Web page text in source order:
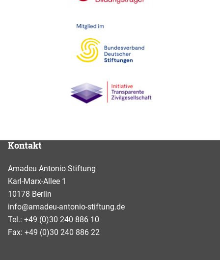
Kontakt
Amadeu Antonio Stiftung
Karl-Marx-Allee 1
10178 Berlin
info@amadeu-antonio-stiftung.de
Tel.: +49 (0)30 240 886 10
Fax: +49 (0)30 240 886 22